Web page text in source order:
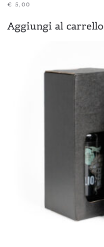
€ 5,00
Aggiungi al carrello